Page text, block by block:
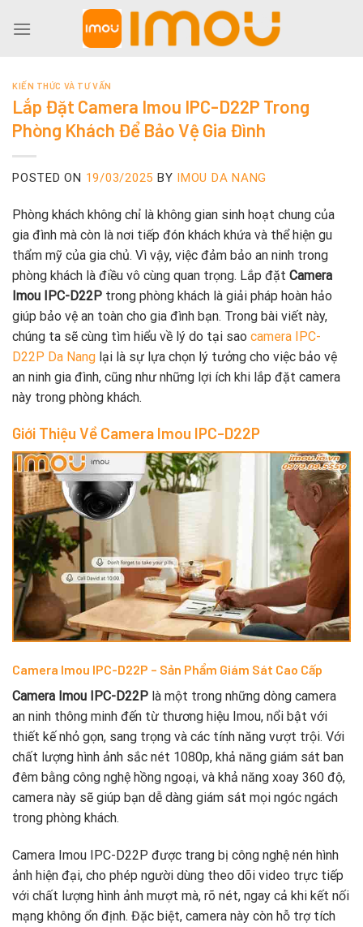
KIẾN THỨC VÀ TƯ VẤN
Lắp Đặt Camera Imou IPC-D22P Trong
Phòng Khách Để Bảo Vệ Gia Đình
POSTED ON 19/03/2025 BY IMOU DA NANG
Phòng khách không chỉ là không gian sinh hoạt chung của
gia đình mà còn là nơi tiếp đón khách khứa và thể hiện gu
thẩm mỹ của gia chủ. Vì vậy, việc đảm bảo an ninh trong
phòng khách là điều vô cùng quan trọng. Lắp đặt Camera
Imou IPC-D22P trong phòng khách là giải pháp hoàn hảo
giúp bảo vệ an toàn cho gia đình bạn. Trong bài viết này,
chúng ta sẽ cùng tìm hiểu về lý do tại sao camera IPC-
D22P Da Nang lại là sự lựa chọn lý tưởng cho việc bảo vệ
an ninh gia đình, cũng như những lợi ích khi lắp đặt camera
này trong phòng khách.
Giới Thiệu Về Camera Imou IPC-D22P
Camera Imou IPC-D22P – Sản Phẩm Giám Sát Cao Cấp
Camera Imou IPC-D22P là một trong những dòng camera
an ninh thông minh đến từ thương hiệu Imou, nổi bật với
thiết kế nhỏ gọn, sang trọng và các tính năng vượt trội. Với
chất lượng hình ảnh sắc nét 1080p, khả năng giám sát ban
đêm bằng công nghệ hồng ngoại, và khả năng xoay 360 độ,
camera này sẽ giúp bạn dễ dàng giám sát mọi ngóc ngách
trong phòng khách.
Camera Imou IPC-D22P được trang bị công nghệ nén hình
ảnh hiện đại, cho phép người dùng theo dõi video trực tiếp
với chất lượng hình ảnh mượt mà, rõ nét, ngay cả khi kết nối
mạng không ổn định. Đặc biệt, camera này còn hỗ trợ tích